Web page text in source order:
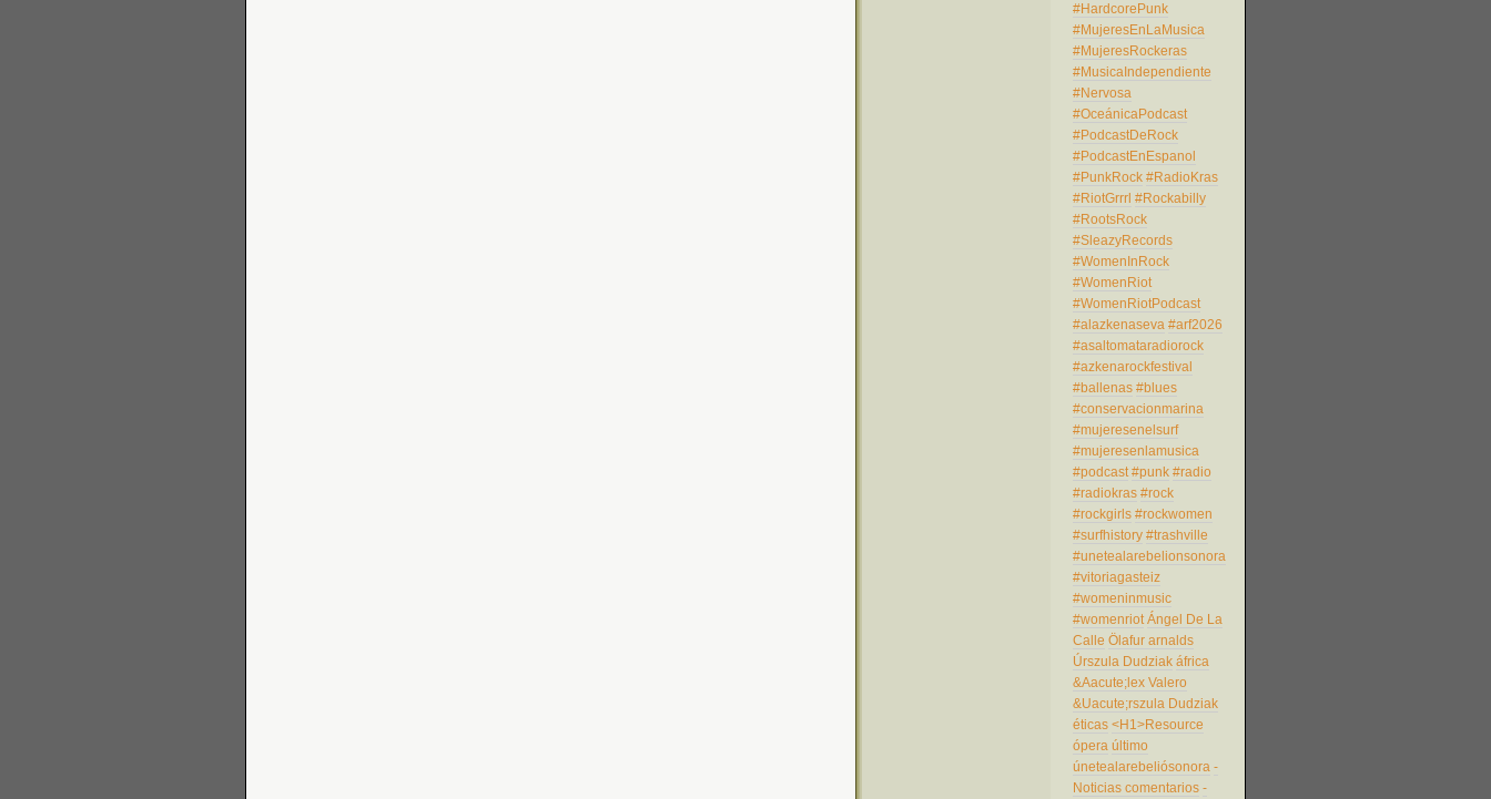
#HardcorePunk
#MujeresEnLaMusica
#MujeresRockeras
#MusicaIndependiente
#Nervosa
#OceánicaPodcast
#PodcastDeRock
#PodcastEnEspanol
#PunkRock #RadioKras
#RiotGrrrl #Rockabilly
#RootsRock
#SleazyRecords
#WomenInRock
#WomenRiot
#WomenRiotPodcast
#alazkenaseva #arf2026
#asaltomataradiorock
#azkenarockfestival
#ballenas #blues
#conservacionmarina
#mujeresenelsurf
#mujeresenlamusica
#podcast #punk #radio
#radiokras #rock
#rockgirls #rockwomen
#surfhistory #trashville
#unetealarebelionsonora
#vitoriagasteiz
#womeninmusic
#womenriot Ángel De La
Calle Ölafur arnalds
Úrszula Dudziak áfrica
&Aacute;lex Valero
&Uacute;rszula Dudziak
éticas <H1>Resource
ópera último
únetealarebeliósonora -
Noticias comentarios -